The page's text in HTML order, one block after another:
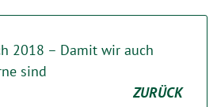
2018 – Damit wir auch
sind
ZURÜCK